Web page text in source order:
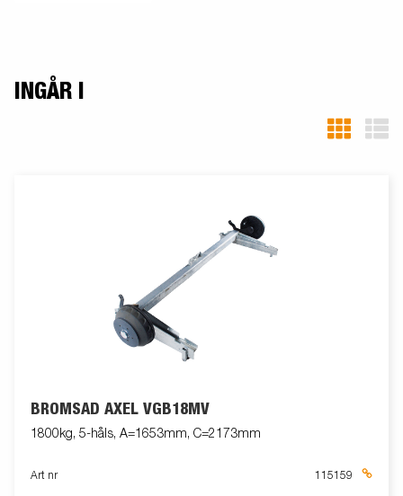
INGÅR I
BROMSAD AXEL VGB18MV
1800kg, 5-håls, A=1653mm, C=2173mm
Art nr 115159